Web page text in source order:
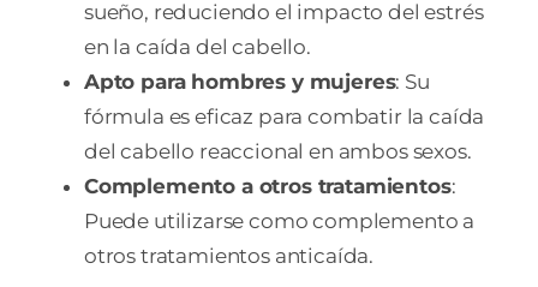
sueño, reduciendo el impacto del estrés
en la caída del cabello.
Apto para hombres y mujeres: Su
fórmula es eficaz para combatir la caída
del cabello reaccional en ambos sexos.
Complemento a otros tratamientos:
Puede utilizarse como complemento a
otros tratamientos anticaída.